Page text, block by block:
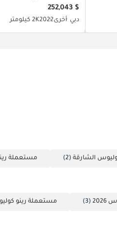
$ 252,043
دبي أخرى20222K كيلومتر
الشارقة (2) مستعملة
(3) مستعملة رينو كوليوس